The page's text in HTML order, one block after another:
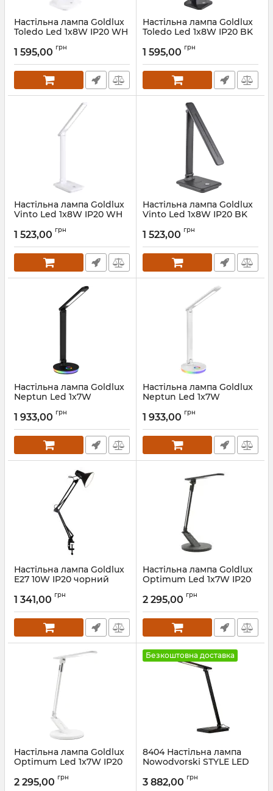
Настільна лампа Goldlux
Toledo Led 1x8W IP20 WH
1 595,00 грн
Настільна лампа Goldlux
Toledo Led 1x8W IP20 BK
1 595,00 грн
Настільна лампа Goldlux
Vinto Led 1x8W IP20 WH
1 523,00 грн
Настільна лампа Goldlux
Vinto Led 1x8W IP20 BK
1 523,00 грн
Настільна лампа Goldlux
Neptun Led 1x7W
BK
Артикул:325044
1 933,00 грн
Настільна лампа Goldlux
Neptun Led 1x7W
WH
Артикул:325037
1 933,00 грн
Настільна лампа Goldlux
E27 10W IP20 чорний
1 341,00 грн
Настільна лампа Goldlux
Optimum Led 1x7W IP20
Артикул:324993
2 295,00 грн
Настільна лампа Goldlux
Optimum Led 1x7W IP20
Артикул:324979
2 295,00 грн
Безкоштовна доставка
8404 Настільна лампа
Nowodvorski STYLE LED
Артикул:8404
3 882,00 грн